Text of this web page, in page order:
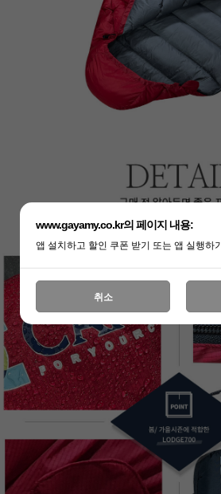
www.gayamy.co.kr의 페이지 내용:
앱 설치하고 할인 쿠폰 받기 또는 앱 실행하기
취소